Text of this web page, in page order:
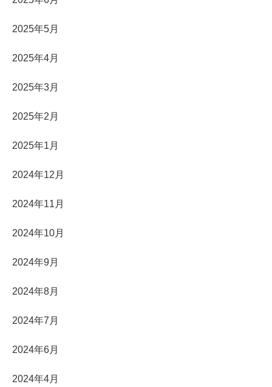
2025年5月
2025年4月
2025年3月
2025年2月
2025年1月
2024年12月
2024年11月
2024年10月
2024年9月
2024年8月
2024年7月
2024年6月
2024年4月